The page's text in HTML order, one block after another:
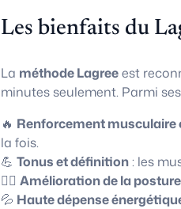
Les bienfaits du
La méthode Lagreeest
minutes seulement. Parmi
🔥 Renforcement musculaire
la fois.
💪 Tonus et définition: les
🧘‍♀️ Amélioration de la
💦 Haute dépense